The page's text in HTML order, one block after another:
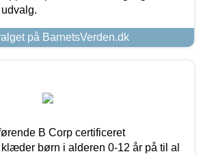
på BarnetsVerden.dk
B Corp certificeret
børn i alderen 0-12 år på til al